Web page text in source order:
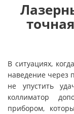
В ситуациях,
наведение через
не упустить
коллиматор
прибором,